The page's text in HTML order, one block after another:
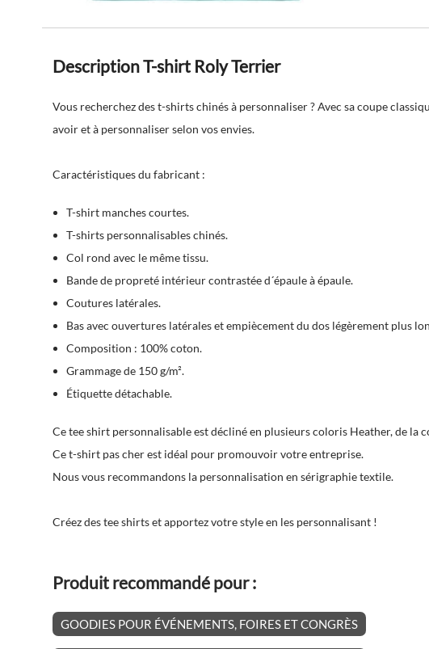
Description T-shirt Roly Terrier
Vous recherchez dest-shirts chinés à personnaliser? Avec sa coupe
avoir et à personnaliser selon vos envies.
Caractéristiques du fabricant :
T-shirt manches courtes.
T-shirts personnalisables chinés.
Col rond avec le même tissu.
Bande de propreté intérieur contrastée d´épaule à épaule.
Coutures latérales.
Bas avec ouvertures latérales et empiècement du dos légèrement plus
Composition : 100% coton.
Grammage de 150 g/m².
Étiquette détachable.
Cetee shirt personnalisableest décliné en plusieurs coloris Heather, de la
Ce t-shirt pas cher est idéal pour promouvoir votre entreprise.
Nous vous recommandons la personnalisation en sérigraphie textile.
Créez des tee shirts et apportez votre style en les personnalisant !
Produit recommandé pour :
GOODIES POUR ÉVÉNEMENTS, FOIRES ET CONGRÈS